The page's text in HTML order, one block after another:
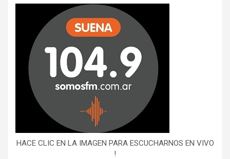
HACE CLIC EN LA IMAGEN PARA ESCUCHARNOS EN VIVO
!